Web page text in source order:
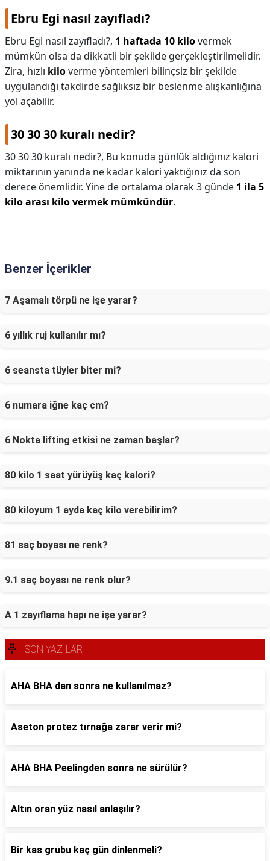
Ebru Egi nasıl zayıfladı?
Ebru Egi nasıl zayıfladı?, 1 haftada 10 kilovermek
mümkün olsa da dikkatli bir şekilde gerçekleştirilmelidir.
Zira, hızlı kiloverme yöntemleri bilinçsiz bir şekilde
uygulandığı takdirde sağlıksız bir beslenme alışkanlığına
yol açabilir.
30 30 30 kuralı nedir?
30 30 30 kuralı nedir?, Bu konuda günlük aldığınız kalori
miktarının yanında ne kadar kalori yaktığınız da son
derece önemlidir. Yine de ortalama olarak 3 günde 1 ila 5
kilo arası kilo vermek mümkündür.
Benzer İçerikler
7 Aşamalı törpü ne işe yarar?
6 yıllık ruj kullanılır mı?
6 seansta tüyler biter mi?
6 numara iğne kaç cm?
6 Nokta lifting etkisi ne zaman başlar?
80 kilo 1 saat yürüyüş kaç kalori?
80 kiloyum 1 ayda kaç kilo verebilirim?
81 saç boyası ne renk?
9.1 saç boyası ne renk olur?
A 1 zayıflama hapı ne işe yarar?
SON YAZILAR
AHA BHA dan sonra ne kullanılmaz?
Aseton protez tırnağa zarar verir mi?
AHA BHA Peelingden sonra ne sürülür?
Altın oran yüz nasıl anlaşılır?
Bir kas grubu kaç gün dinlenmeli?